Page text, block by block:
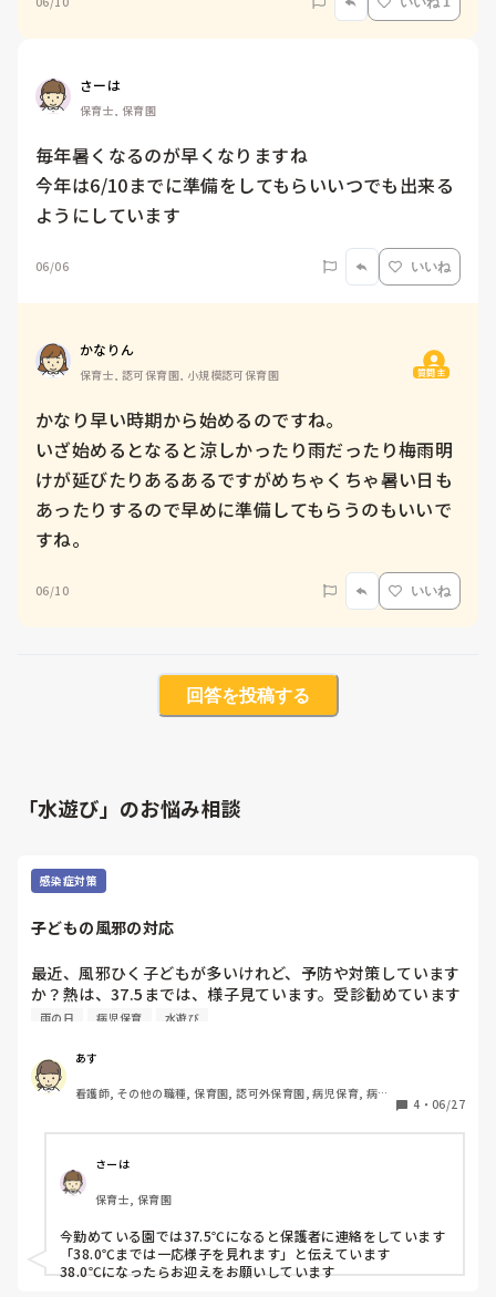
さーは
保育士, 保育園
毎年暑くなるのが早くなりますね
今年は6/10までに準備をしてもらいいつでも出来る
ようにしています
06/06 いいね
かなりん
保育士, 認可保育園, 小規模認可保育園 質問主
かなり早い時期から始めるのですね。
いざ始めるとなると涼しかったり雨だったり梅雨明
けが延びたりあるあるですがめちゃくちゃ暑い日も
あったりするので早めに準備してもらうのもいいで
すね。
06/10 いいね
回答を投稿する
「水遊び」のお悩み相談
感染症対策
子どもの風邪の対応
最近、風邪ひく子どもが多いけれど、予防や対策しています
か？熱は、37.5までは、様子見ています。受診勧めています
か？
雨の日 病児保育 水遊び
あす
看護師, その他の職種, 保育園, 認可外保育園, 病児保育, 病院
4 ・ 06/27
さーは
保育士, 保育園
今勤めている園では37.5℃になると保護者に連絡をしています
「38.0℃までは一応様子を見れます」と伝えています
38.0℃になったらお迎えをお願いしています